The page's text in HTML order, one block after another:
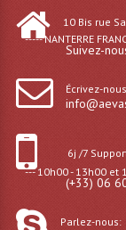
10 Bis rue
----- NANTERRE
Suivez-
Écrivez-
6j /7
--- 10h00 - 13h00 et
(+33) 06
Parlez-nous: